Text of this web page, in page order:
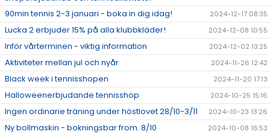
90min tennis 2-3 januari - boka in dig idag!
2024-12-17 08:35
Lucka 2 erbjuder 15% på alla klubbkläder! 2024-12-08 10:55
Inför vårterminen - viktig information 2024-12-02 13:25
Aktiviteter mellan jul och nyår 2024-11-26 12:42
Black week i tennisshopen 2024-11-20 17:13
Halloweenerbjudande tennisshop 2024-10-25 15:16
Ingen ordinarie träning under höstlovet 28/10-3/11 2024-10-23 13:26
Ny bollmaskin - bokningsbar from. 8/10 2024-10-08 16:53